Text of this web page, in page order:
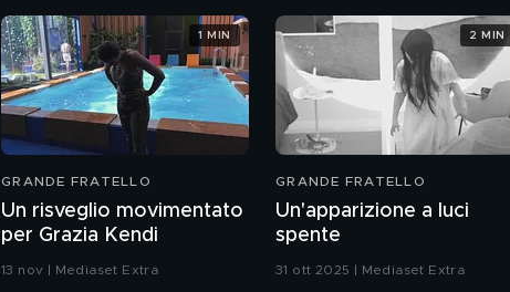
GRANDE FRATELLO
Un risveglio movimentato
per Grazia Kendi
13 nov | Mediaset Extra
1 MIN
GRANDE FRATELLO
Un'apparizione a luci
spente
31 ott 2025 | Mediaset Extra
2 MIN